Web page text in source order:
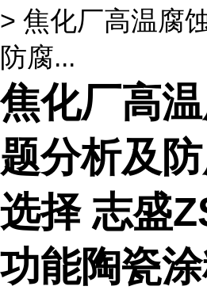
> 焦化厂高温腐
防腐...
焦化厂高
题分析及
选择 志盛
功能陶瓷